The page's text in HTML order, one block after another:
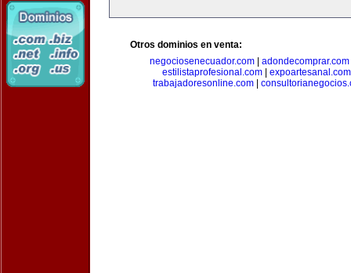
Otros dominios en venta:
negociosenecuador.com| adondecomprar.com
estilistaprofesional.com
expoartesanal.com
trabajadoresonline.com